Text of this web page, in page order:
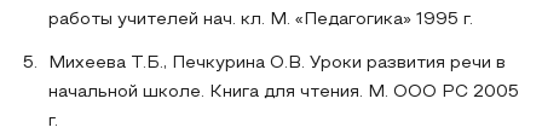
работы учителей нач. кл. М. «Педагогика» 1995 г.
Михеева Т.Б., Печкурина О.В. Уроки развития речи в
начальной школе. Книга для чтения. М. ООО РС 2005
г.